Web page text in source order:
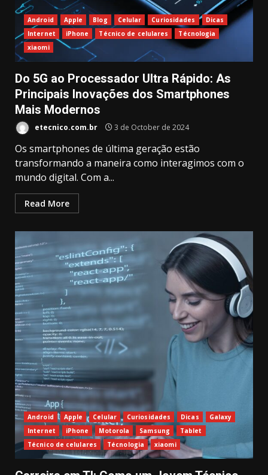
Android Apple Blog Celular Curiosidades
Dicas
Internet
iPhone Técnico de celulares
Técnologia
xiaomi
Do 5G ao Processador Ultra Rápido: As
Principais Inovações dos Smartphones
Mais Modernos
etecnico.com.br 3 de October de 2024
Os smartphones de última geração estão
transformando a maneira como interagimos com o
mundo digital. Com a...
Read More
Android Apple Celular Curiosidades Dicas
Galaxy
Internet
iPhone Motorola Samsung
Tablet
Técnico de celulares
Técnologia xiaomi